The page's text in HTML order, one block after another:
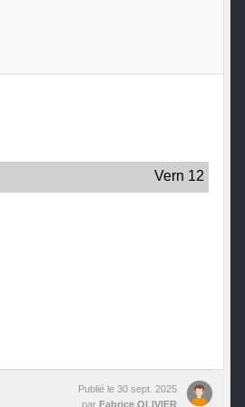
Vern 12
Publié le 30 sept. 2025
par Fabrice OLIVIER